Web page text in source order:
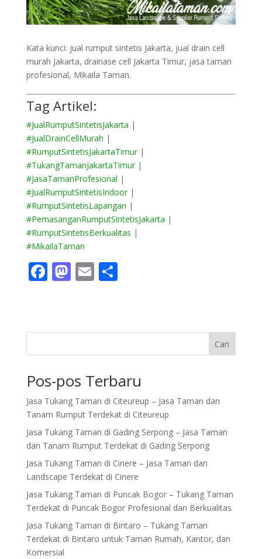
Kata kunci: jual rumput sintetis Jakarta, jual drain cell
murah Jakarta, drainase cell Jakarta Timur, jasa taman
profesional, Mikaila Taman.
Tag Artikel:
#JualRumputSintetisJakarta |
#JualDrainCellMurah |
#RumputSintetisJakartaTimur|
#TukangTamanJakartaTimur|
#JasaTamanProfesional |
#JualRumputSintetisIndoor|
#RumputSintetisLapangan |
#PemasanganRumputSintetisJakarta |
#RumputSintetisBerkualitas |
#MikailaTaman
F
b
k
M
d
E
l
S
e
Cari
Pos-pos Terbaru
Jasa Tukang Taman di Citeureup – Jasa Taman dan
Tanam Rumput Terdekat di Citeureup
Jasa Tukang Taman di Gading Serpong – Jasa Taman
dan Tanam Rumput Terdekat di Gading Serpong
Jasa Tukang Taman di Cinere – Jasa Taman dan
Landscape Terdekat di Cinere
Jasa Tukang Taman di Puncak Bogor – Tukang Taman
Terdekat di Puncak Bogor Profesional dan Berkualitas
Jasa Tukang Taman di Bintaro – Tukang Taman
Terdekat di Bintaro untuk Taman Rumah, Kantor, dan
Komersial